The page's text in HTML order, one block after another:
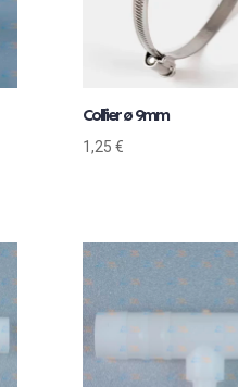
Collier ø 9mm
1,25 €